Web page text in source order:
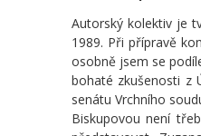
Autorský kolektiv je
1989. Při přípravě
osobně jsem se
bohaté zkušenosti z
senátu Vrchního
Biskupovou není